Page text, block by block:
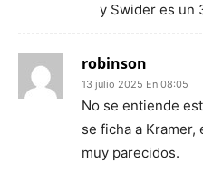
y Swider es un
robinson
13 julio 2025 En 08:05
No se entiende
se ficha a
muy parecidos.